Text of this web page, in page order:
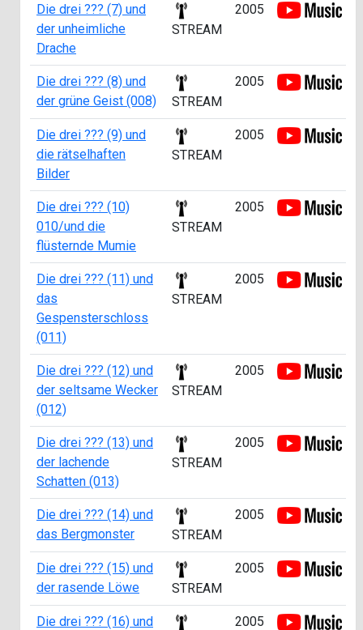
Die drei ??? (7) und
der unheimliche
Drache
STREAM
2005
Die drei ??? (8) und
der grüne Geist (008)
STREAM
2005
Die drei ??? (9) und
die rätselhaften
Bilder
STREAM
2005
Die drei ??? (10)
010/und die
flüsternde Mumie
STREAM
2005
Die drei ??? (11) und
das
Gespensterschloss
(011)
STREAM
2005
Die drei ??? (12) und
der seltsame Wecker
(012)
STREAM
2005
Die drei ??? (13) und
der lachende
Schatten (013)
STREAM
2005
Die drei ??? (14) und
das Bergmonster
STREAM
2005
Die drei ??? (15) und
der rasende Löwe
STREAM
2005
Die drei ??? (16) und
2005